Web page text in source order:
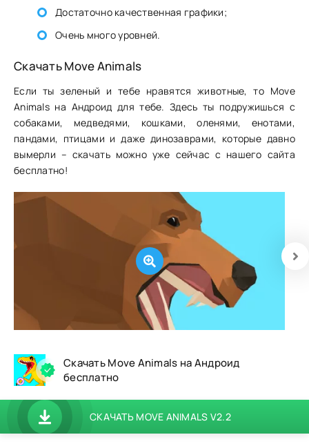
Достаточно качественная графики;
Очень много уровней.
Скачать Move Animals
Если ты зеленый и тебе нравятся животные, то Move
Animals на Андроид для тебе. Здесь ты подружишься с
собаками, медведями, кошками, оленями, енотами,
пандами, птицами и даже динозаврами, которые давно
вымерли – скачать можно уже сейчас с нашего сайта
бесплатно!
Скачать Move Animals на Андроид
бесплатно
СКАЧАТЬ MOVE ANIMALS V2.2